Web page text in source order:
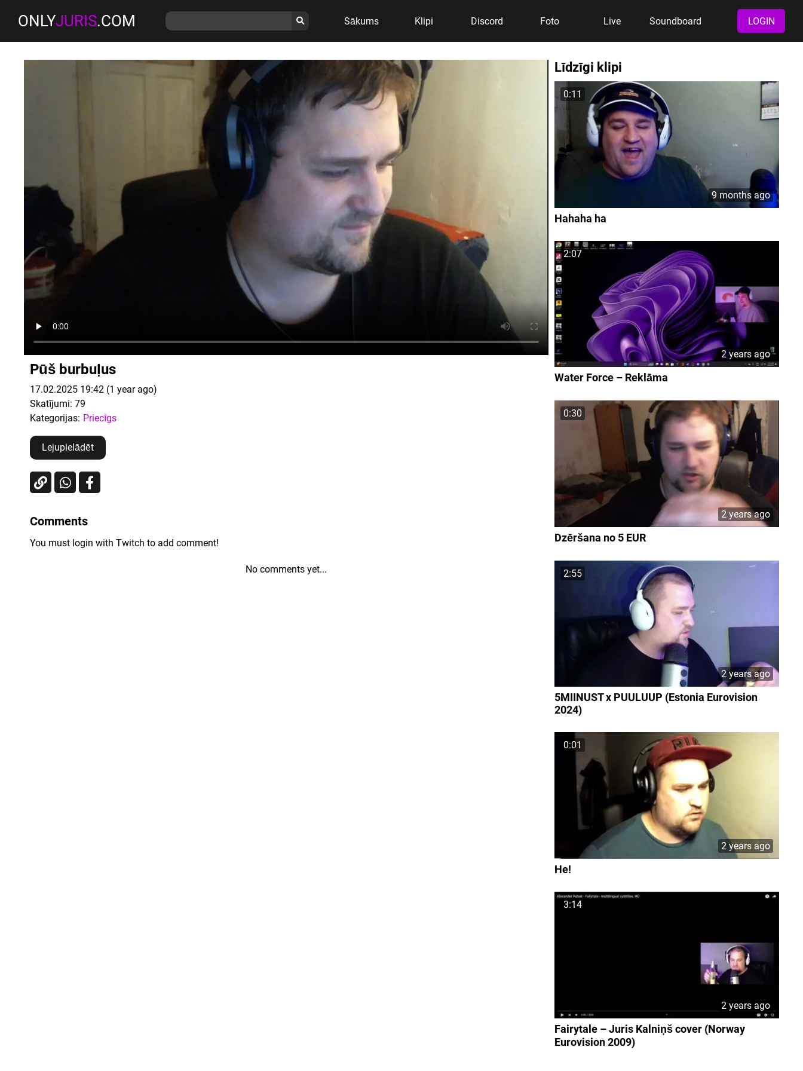
ONLYJURIS.COM Sākums Klipi Discord Foto Live Soundboard LOGIN
Pūš burbuļus
17.02.2025 19:42 (1 year ago)
Skatījumi: 79
Kategorijas: Priecīgs
Lejupielādēt
Comments
You must login with Twitch to add comment!
No comments yet...
Līdzīgi klipi
0:11
9 months ago
Hahaha ha
2:07
2 years ago
Water Force – Reklāma
0:30
2 years ago
Dzēršana no 5 EUR
2:55
2 years ago
5MIINUST x PUULUUP (Estonia Eurovision
2024)
0:01
2 years ago
He!
3:14
2 years ago
Fairytale – Juris Kalniņš cover (Norway
Eurovision 2009)